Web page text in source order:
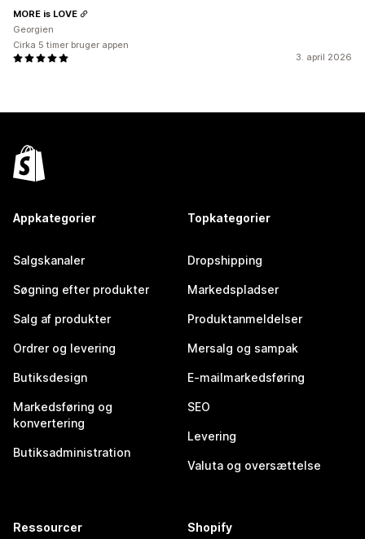
3. april 2026
MORE is LOVE
Georgien
Cirka 5 timer bruger appen
Appkategorier
Salgskanaler
Søgning efter produkter
Salg af produkter
Ordrer og levering
Butiksdesign
Markedsføring og
konvertering
Butiksadministration
Topkategorier
Dropshipping
Markedspladser
Produktanmeldelser
Mersalg og sampak
E-mailmarkedsføring
SEO
Levering
Valuta og oversættelse
Ressourcer Shopify